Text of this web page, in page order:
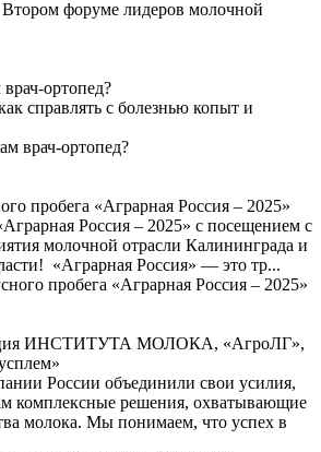
ортопед?
справлять с болезнью копыт и
пробега «Аграрная Россия – 2025»
Россия – 2025» с посещением с
молочной отрасли Калининграда и
«Аграрная Россия» — это тр...
ИНСТИТУТА МОЛОКА, «АгроЛГ»,
России объединили свои усилия,
комплексные решения, охватывающие
молока. Мы понимаем, что успех в